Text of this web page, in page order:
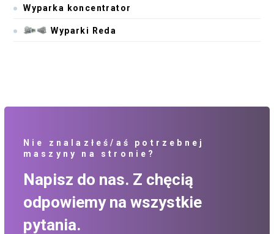
Wyparka koncentrator
Wyparki Reda
Nie znalazłeś/aś potrzebnej
maszyny na stronie?
Napisz do nas. Z chęcią
odpowiemy na wszystkie
pytania.